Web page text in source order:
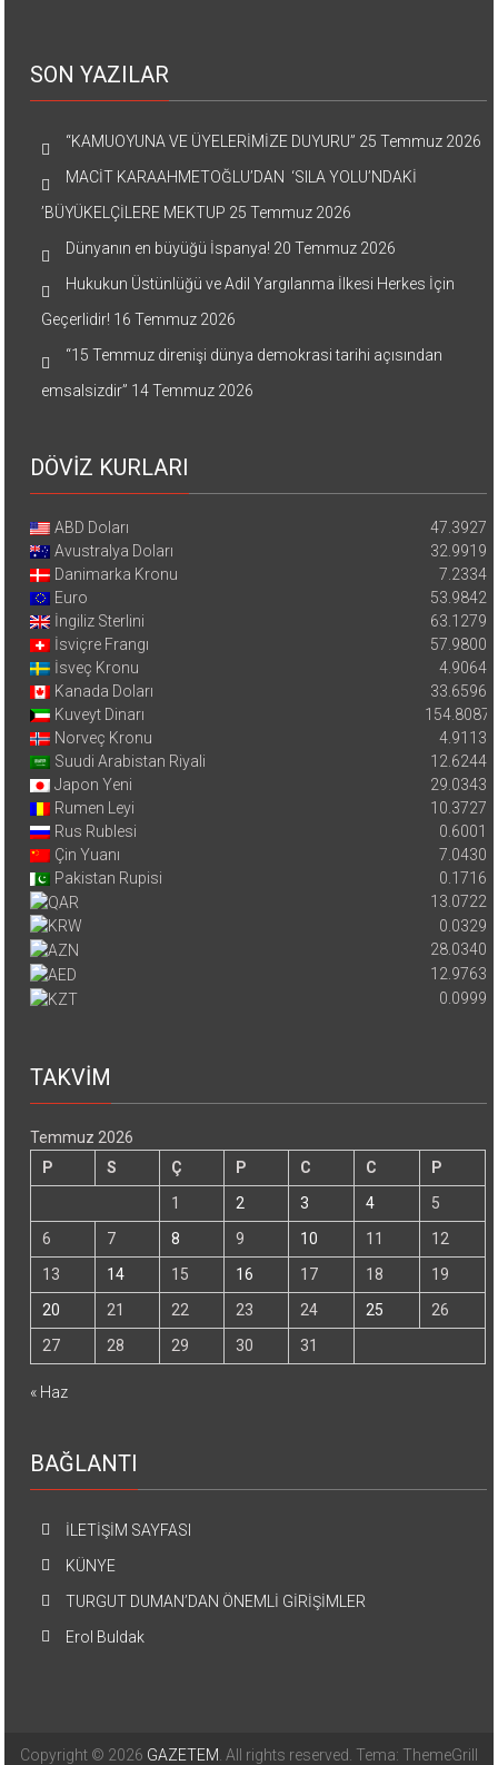
SON YAZILAR
“KAMUOYUNA VE ÜYELERİMİZE DUYURU” 25 Temmuz 2026
MACİT KARAAHMETOĞLU’DAN ‘SILA YOLU’NDAKİ
’BÜYÜKELÇİLERE MEKTUP 25 Temmuz 2026
Dünyanın en büyüğü İspanya! 20 Temmuz 2026
Hukukun Üstünlüğü ve Adil Yargılanma İlkesi Herkes İçin
Geçerlidir! 16 Temmuz 2026
“15 Temmuz direnişi dünya demokrasi tarihi açısından
emsalsizdir” 14 Temmuz 2026
DÖVİZ KURLARI
ABD Doları
47.3927
Avustralya Doları
32.9919
Danimarka Kronu
7.2334
Euro
53.9842
İngiliz Sterlini
63.1279
İsviçre Frangı
57.9800
İsveç Kronu
4.9064
Kanada Doları
33.6596
Kuveyt Dinarı
154.8087
Norveç Kronu
4.9113
Suudi Arabistan Riyali
12.6244
Japon Yeni
29.0343
Rumen Leyi
10.3727
Rus Rublesi
0.6001
Çin Yuanı
7.0430
Pakistan Rupisi
0.1716
13.0722
0.0329
28.0340
12.9763
0.0999
TAKVİM
Temmuz 2026
P
S Ç P C C
P
1
2 3 4
5
6
7 8 9 10 11
12
13
14 15 16 17 18
19
20
21 22 23 24 25
26
27
28 29 30 31
« Haz
BAĞLANTI
İLETİŞİM SAYFASI
KÜNYE
TURGUT DUMAN’DAN ÖNEMLİ GİRİŞİMLER
Erol Buldak
Copyright © 2026 GAZETEM . All rights reserved. Tema: ThemeGrill